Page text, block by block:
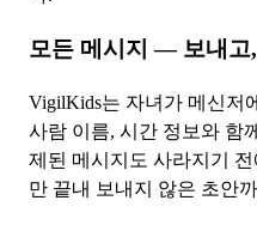
모든 메시지 — 보내고
VigilKids는 자녀가 메신저
사람 이름, 시간 정보와 함
제된 메시지도 사라지기
만 끝내 보내지 않은 초안